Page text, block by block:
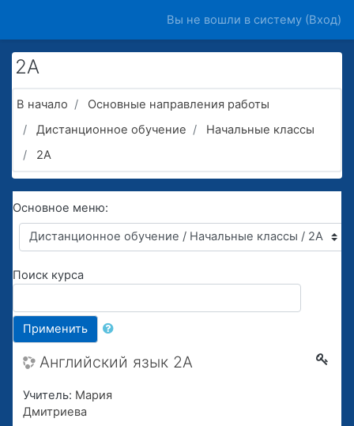
Вы не вошли в систему (Вход)
2А
В начало
Основные направления работы
Дистанционное обучение
Начальные классы
2А
Основное меню:
Поиск курса
Применить
Английский язык 2А
Учитель: Мария
Дмитриева